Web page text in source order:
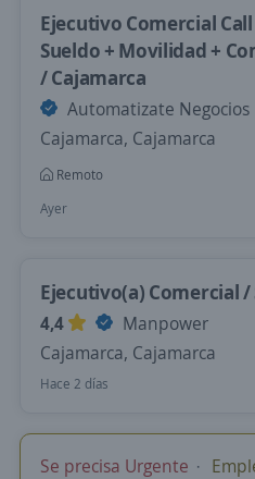
Ejecutivo Comercial
Sueldo + Movilidad +
/ Cajamarca
Automatizate Negocios
Cajamarca, Cajamarca
Remoto
Ayer
Ejecutivo(a) Comercial
4,4
Manpower
Cajamarca, Cajamarca
Hace 2 días
Se precisa Urgente